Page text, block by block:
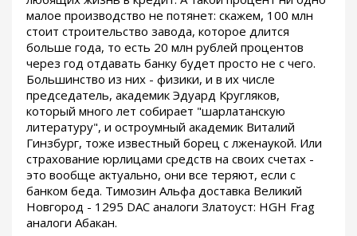
малое производство не потянет: скажем, 100 млн
стоит строительство завода, которое длится
больше года, то есть 20 млн рублей процентов
через год отдавать банку будет просто не с чего.
Большинство из них - физики, и в их числе
председатель, академик Эдуард Кругляков,
который много лет собирает "шарлатанскую
литературу", и остроумный академик Виталий
Гинзбург, тоже известный борец с лженаукой. Или
страхование юрлицами средств на своих счетах -
это вообще актуально, они все теряют, если с
банком беда. Tимозин Альфа доставка Великий
Новгород - 1295 DAC аналоги Златоуст: HGH Frag
аналоги Абакан.